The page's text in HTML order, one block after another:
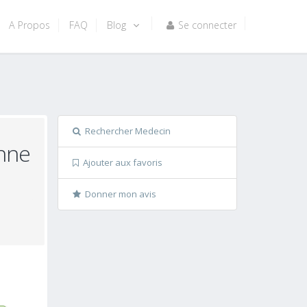
A Propos FAQ Blog Se connecter
Rechercher Medecin
Ajouter aux favoris
Donner mon avis